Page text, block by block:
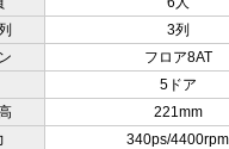
3列
フロア8AT
5ドア
221mm
340ps/4400rpm